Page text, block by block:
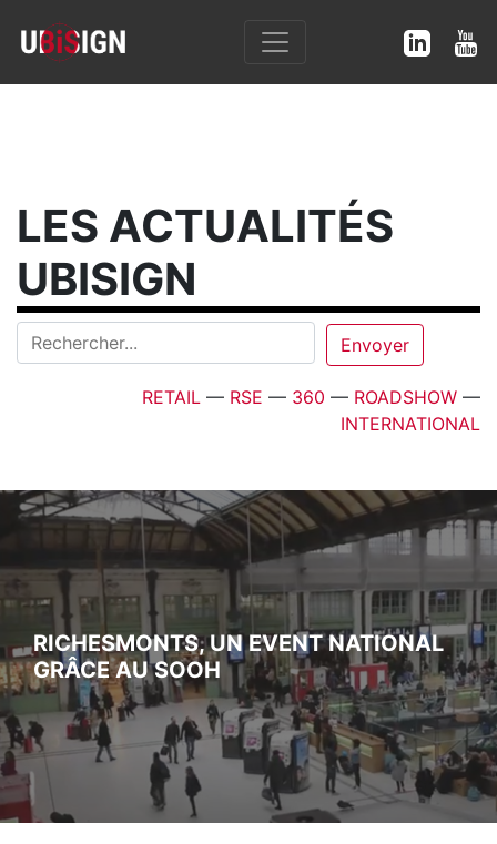
LES ACTUALITÉS
UBISIGN
RETAIL — RSE — 360 — ROADSHOW —
INTERNATIONAL
RICHESMONTS, UN EVENT NATIONAL
GRÂCE AU SOOH